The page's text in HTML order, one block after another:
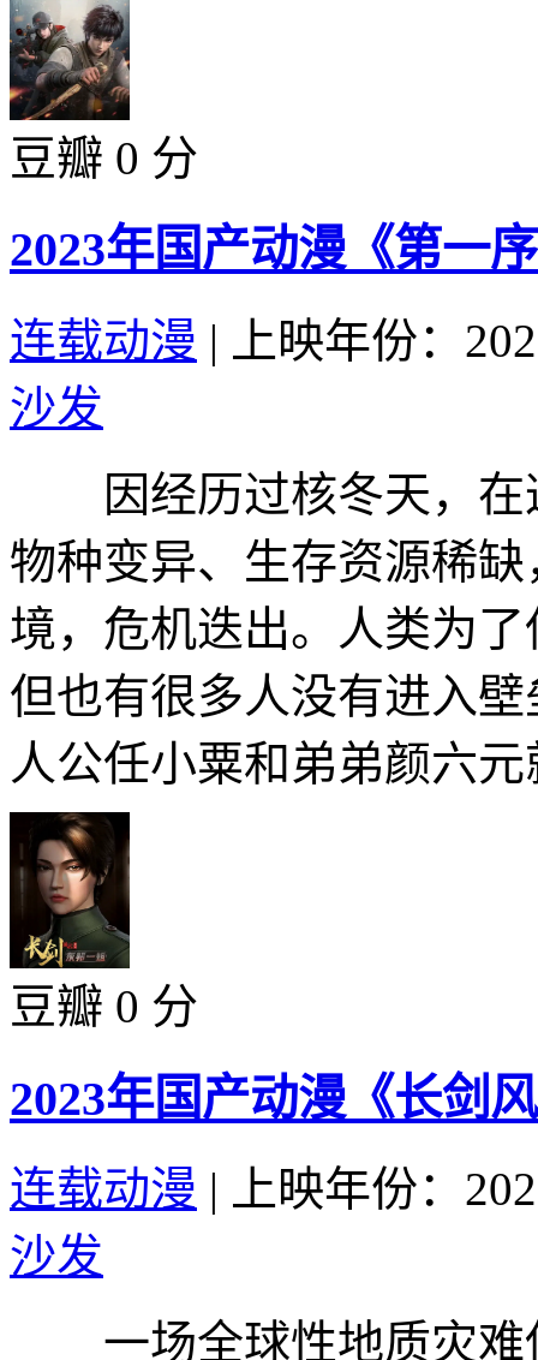
豆瓣 0 分
2023年国产动漫《第一
连载动漫 |
上映年份：
沙发
因经历过核冬天，在
物种变异、生存资源稀
境，危机迭出。人类为
但也有很多人没有进入
人公任小粟和弟弟颜六
豆瓣 0 分
2023年国产动漫《长剑
连载动漫 |
上映年份：
沙发
一场全球性地质灾难